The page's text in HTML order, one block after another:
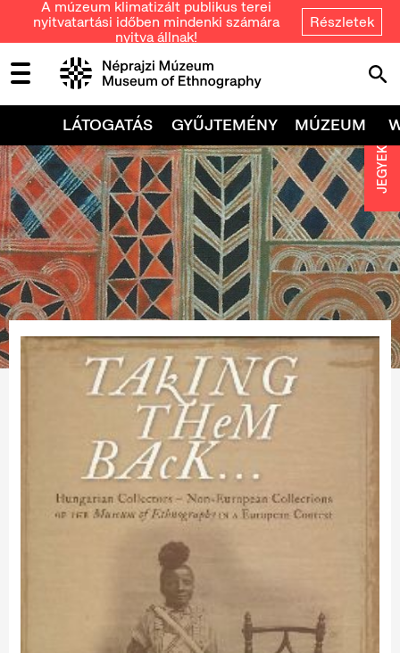
A múzeum klimatizált publikus terei
nyitvatartási időben mindenki számára
nyitva állnak!
Részletek
LÁTOGATÁS GYŰJTEMÉNY MÚZEUM
JEGYEK